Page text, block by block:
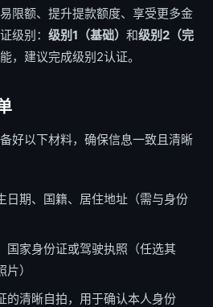
限额、提升提款额度、享受更多金
级别： 级别1（基础） 和级别2（完
，建议完成级别2认证。
好以下材料，确保信息一致且清晰
日期、国籍、居住地址（需与身份
国家身份证或驾驶执照（任选其
）
的清晰自拍，用于确认本人身份